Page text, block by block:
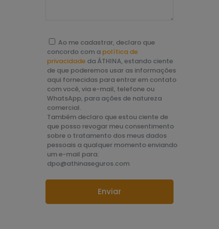
Ao me cadastrar, declaro que
concordo com a política de
privacidade da ÁTHINA, estando ciente
de que poderemos usar as informações
aqui fornecidas para entrar em contato
com você, via e-mail, telefone ou
WhatsApp, para ações de natureza
comercial.
Também declaro que estou ciente de
que posso revogar meu consentimento
sobre o tratamento dos meus dados
pessoais a qualquer momento enviando
um e-mail para:
dpo@athinaseguros.com